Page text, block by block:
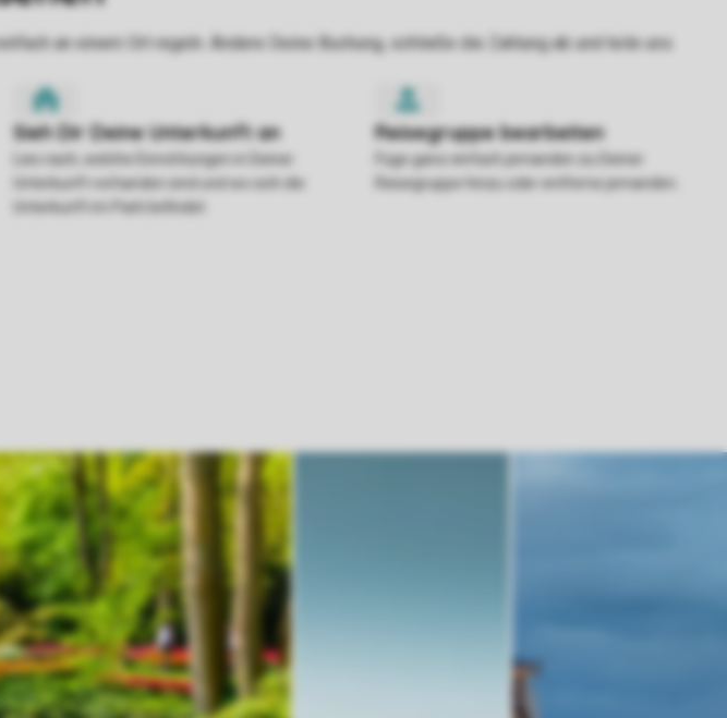
Lies nach, welche Einrichtungen in Deiner
Unterkunft vorhanden sind und wo sich die
Unterkunft im Park befindet.
Füge ganz einfach jemanden zu Deiner
Reisegruppe hinzu oder entferne jemanden.